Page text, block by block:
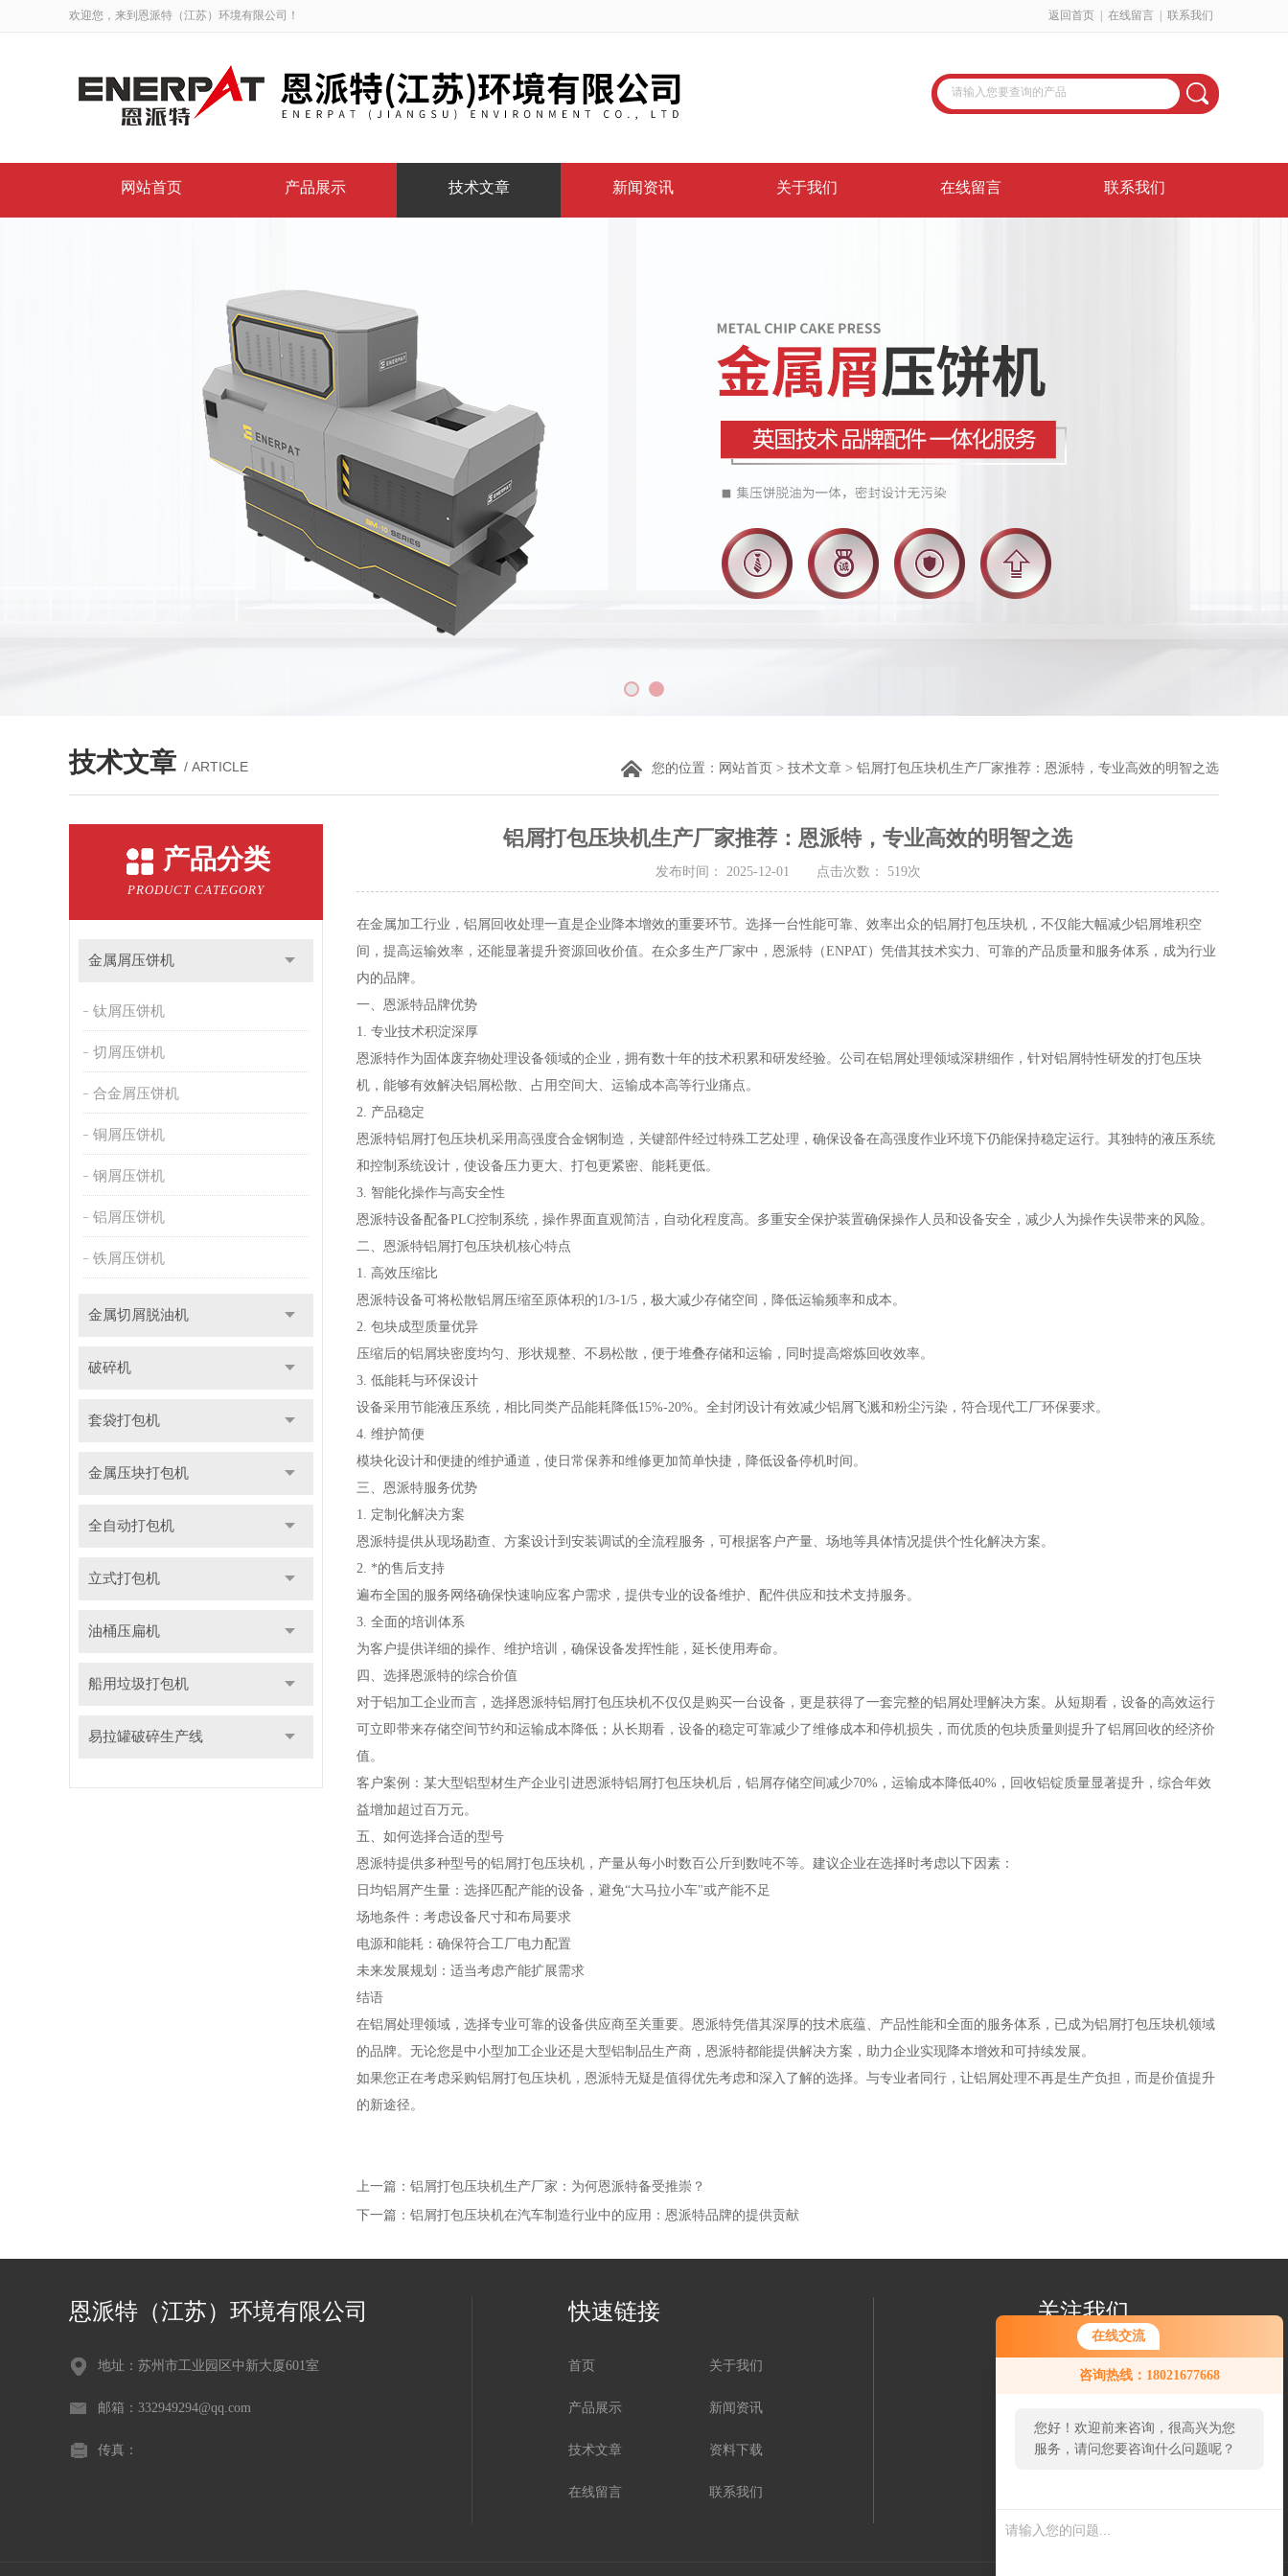
在线交流
咨询热线：18021677668
您好！欢迎前来咨询，很高兴为您
服务，请问您要咨询什么问题呢？
欢迎您，来到恩派特（江苏）环境有限公司！ 返回首页 在线留言 联系我们
网站首页 产品展示 技术文章 新闻资讯 关于我们 在线留言 联系我们
技术文章 / ARTICLE 您的位置： 网站首页 > 技术文章 > 铝屑打包压块机生产厂家推荐：恩派特，专业高效的明智之选
产品分类
PRODUCT CATEGORY
金属屑压饼机
钛屑压饼机
切屑压饼机
合金屑压饼机
铜屑压饼机
钢屑压饼机
铝屑压饼机
铁屑压饼机
金属切屑脱油机
破碎机
套袋打包机
金属压块打包机
全自动打包机
立式打包机
油桶压扁机
船用垃圾打包机
易拉罐破碎生产线
铝屑打包压块机生产厂家推荐：恩派特，专业高效的明智之选
发布时间： 2025-12-01 点击次数： 519次
在金属加工行业，铝屑回收处理一直是企业降本增效的重要环节。选择一台性能可靠、效率出众的铝屑打包压块机，不仅能大幅减少铝屑堆积空
间，提高运输效率，还能显著提升资源回收价值。在众多生产厂家中，恩派特（ENPAT）凭借其技术实力、可靠的产品质量和服务体系，成为行业
内的品牌。
一、恩派特品牌优势
1. 专业技术积淀深厚
恩派特作为固体废弃物处理设备领域的企业，拥有数十年的技术积累和研发经验。公司在铝屑处理领域深耕细作，针对铝屑特性研发的打包压块
机，能够有效解决铝屑松散、占用空间大、运输成本高等行业痛点。
2. 产品稳定
恩派特铝屑打包压块机采用高强度合金钢制造，关键部件经过特殊工艺处理，确保设备在高强度作业环境下仍能保持稳定运行。其独特的液压系统
和控制系统设计，使设备压力更大、打包更紧密、能耗更低。
3. 智能化操作与高安全性
恩派特设备配备PLC控制系统，操作界面直观简洁，自动化程度高。多重安全保护装置确保操作人员和设备安全，减少人为操作失误带来的风险。
二、恩派特铝屑打包压块机核心特点
1. 高效压缩比
恩派特设备可将松散铝屑压缩至原体积的1/3-1/5，极大减少存储空间，降低运输频率和成本。
2. 包块成型质量优异
压缩后的铝屑块密度均匀、形状规整、不易松散，便于堆叠存储和运输，同时提高熔炼回收效率。
3. 低能耗与环保设计
设备采用节能液压系统，相比同类产品能耗降低15%-20%。全封闭设计有效减少铝屑飞溅和粉尘污染，符合现代工厂环保要求。
4. 维护简便
模块化设计和便捷的维护通道，使日常保养和维修更加简单快捷，降低设备停机时间。
三、恩派特服务优势
1. 定制化解决方案
恩派特提供从现场勘查、方案设计到安装调试的全流程服务，可根据客户产量、场地等具体情况提供个性化解决方案。
2. *的售后支持
遍布全国的服务网络确保快速响应客户需求，提供专业的设备维护、配件供应和技术支持服务。
3. 全面的培训体系
为客户提供详细的操作、维护培训，确保设备发挥性能，延长使用寿命。
四、选择恩派特的综合价值
对于铝加工企业而言，选择恩派特铝屑打包压块机不仅仅是购买一台设备，更是获得了一套完整的铝屑处理解决方案。从短期看，设备的高效运行
可立即带来存储空间节约和运输成本降低；从长期看，设备的稳定可靠减少了维修成本和停机损失，而优质的包块质量则提升了铝屑回收的经济价
值。
客户案例：某大型铝型材生产企业引进恩派特铝屑打包压块机后，铝屑存储空间减少70%，运输成本降低40%，回收铝锭质量显著提升，综合年效
益增加超过百万元。
五、如何选择合适的型号
恩派特提供多种型号的铝屑打包压块机，产量从每小时数百公斤到数吨不等。建议企业在选择时考虑以下因素：
日均铝屑产生量：选择匹配产能的设备，避免“大马拉小车"或产能不足
场地条件：考虑设备尺寸和布局要求
电源和能耗：确保符合工厂电力配置
未来发展规划：适当考虑产能扩展需求
结语
在铝屑处理领域，选择专业可靠的设备供应商至关重要。恩派特凭借其深厚的技术底蕴、产品性能和全面的服务体系，已成为铝屑打包压块机领域
的品牌。无论您是中小型加工企业还是大型铝制品生产商，恩派特都能提供解决方案，助力企业实现降本增效和可持续发展。
如果您正在考虑采购铝屑打包压块机，恩派特无疑是值得优先考虑和深入了解的选择。与专业者同行，让铝屑处理不再是生产负担，而是价值提升
的新途径。
上一篇： 铝屑打包压块机生产厂家：为何恩派特备受推崇？
下一篇： 铝屑打包压块机在汽车制造行业中的应用：恩派特品牌的提供贡献
恩派特（江苏）环境有限公司
地址：苏州市工业园区中新大厦601室
邮箱：332949294@qq.com
传真：
快速链接
首页 关于我们
产品展示 新闻资讯
技术文章 资料下载
在线留言 联系我们
关注我们